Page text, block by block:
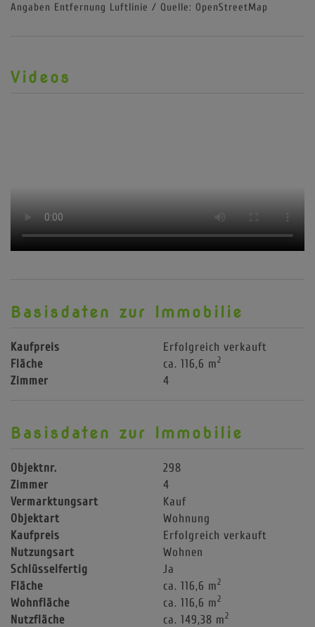
Angaben Entfernung Luftlinie / Quelle: OpenStreetMap
Videos
Basisdaten zur Immobilie
Kaufpreis
Erfolgreich verkauft
Fläche
ca. 116,6 m2
Zimmer 4
Basisdaten zur Immobilie
Objektnr.
298
Zimmer
4
Vermarktungsart
Kauf
Objektart
Wohnung
Kaufpreis
Erfolgreich verkauft
Nutzungsart
Wohnen
Schlüsselfertig
Ja
Fläche
ca. 116,6 m2
Wohnfläche ca. 116,6 m2
Nutzfläche ca. 149,38 m2